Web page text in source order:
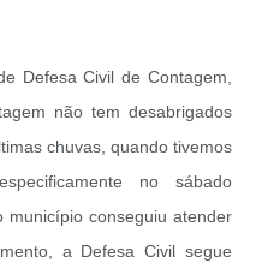
Defesa Civil de Contagem,
não tem desabrigados
chuvas, quando tivemos
no sábado
município conseguiu atender
a Defesa Civil segue